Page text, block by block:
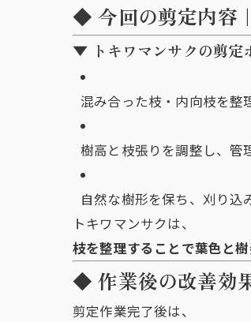
◆ 今回の剪定内容
▼ トキワマンサクの剪定
混み合った枝・内向枝を整
樹高と枝張りを調整し、管
自然な樹形を保ち、刈り込
トキワマンサクは、
枝を整理することで葉色と
◆ 作業後の改善効
剪定作業完了後は、